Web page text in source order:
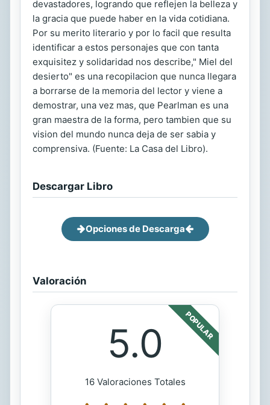
devastadores, logrando que reflejen la belleza y
la gracia que puede haber en la vida cotidiana.
Por su merito literario y por lo facil que resulta
identificar a estos personajes que con tanta
exquisitez y solidaridad nos describe," Miel del
desierto" es una recopilacion que nunca llegara
a borrarse de la memoria del lector y viene a
demostrar, una vez mas, que Pearlman es una
gran maestra de la forma, pero tambien que su
vision del mundo nunca deja de ser sabia y
comprensiva. (Fuente: La Casa del Libro).
Descargar Libro
Opciones de Descarga
Valoración
POPULAR
5.0
16 Valoraciones Totales